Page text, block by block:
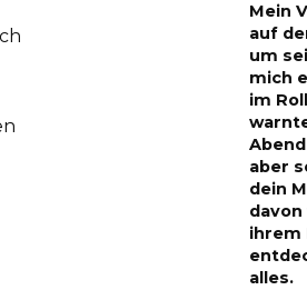
Mein
auf
um
mich
im
aber
dein
ihrem
alles.